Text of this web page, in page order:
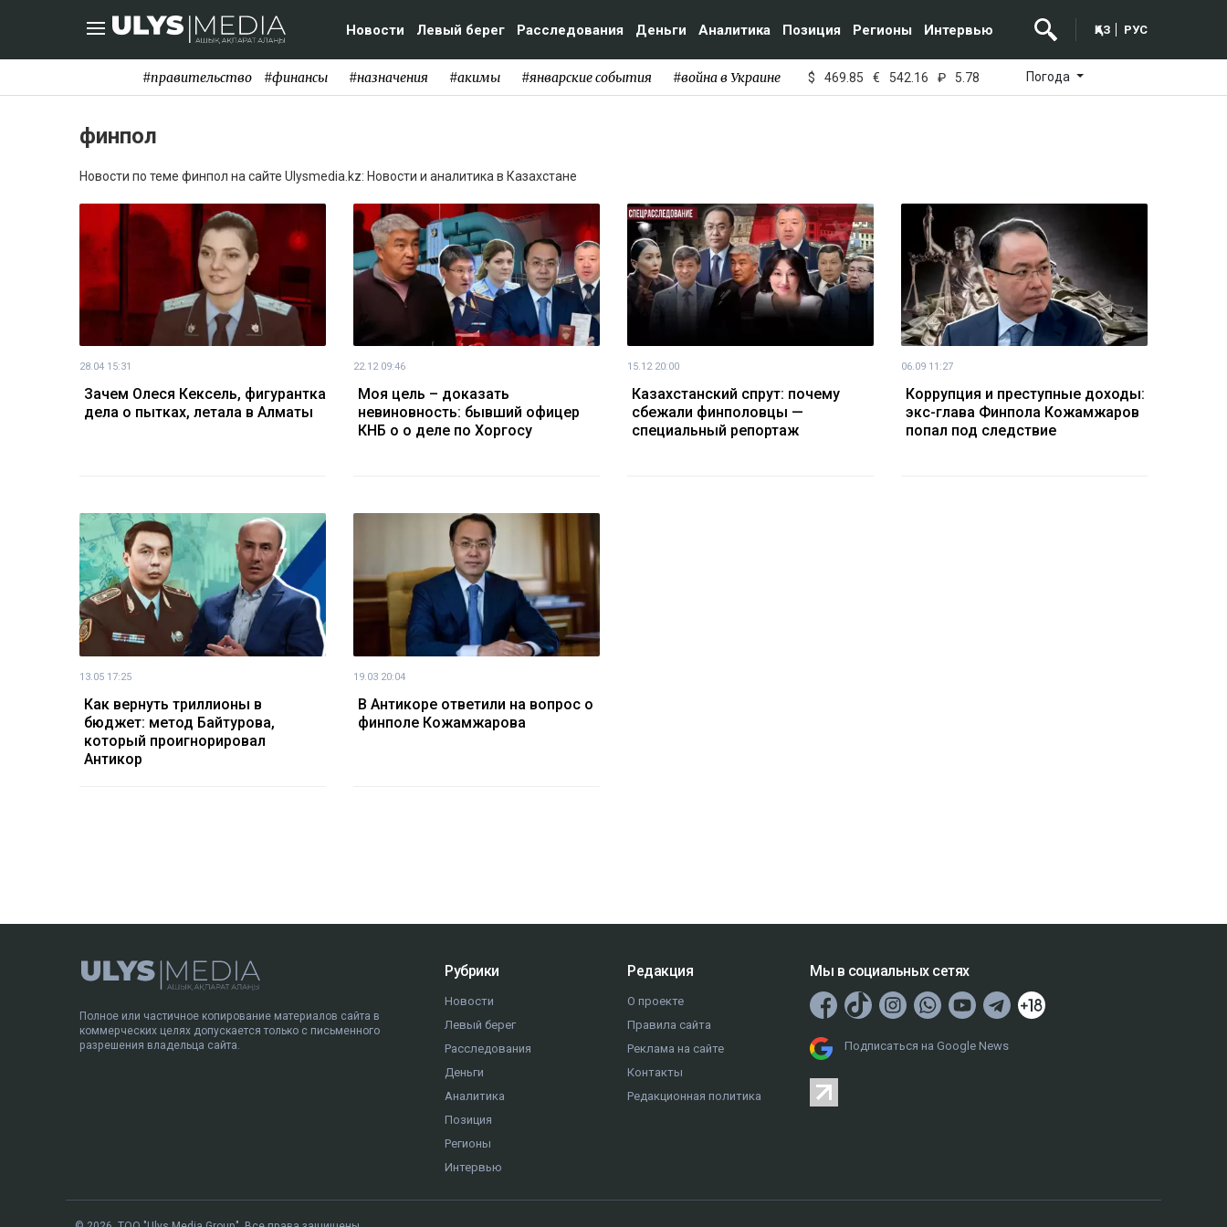
Новости Левый берег Расследования Деньги Аналитика Позиция Регионы Интервью ҚАЗ РУС
#правительство #финансы #назначения #акимы #январские события #война в Украине $ 469.85 € 542.16 ₽ 5.78 Погода
финпол
Новости по теме финпол на сайте Ulysmedia.kz: Новости и аналитика в Казахстане
28.04 15:31
Зачем Олеся Кексель, фигурантка
дела о пытках, летала в Алматы
22.12 09:46
Моя цель – доказать
невиновность: бывший офицер
КНБ о о деле по Хоргосу
15.12 20:00
Казахстанский спрут: почему
сбежали финполовцы —
специальный репортаж
06.09 11:27
Коррупция и преступные доходы:
экс-глава Финпола Кожамжаров
попал под следствие
13.05 17:25
Как вернуть триллионы в
бюджет: метод Байтурова,
который проигнорировал
Антикор
19.03 20:04
В Антикоре ответили на вопрос о
финполе Кожамжарова
Полное или частичное копирование материалов сайта в
коммерческих целях допускается только с письменного
разрешения владельца сайта.
Рубрики
Новости
Левый берег
Расследования
Деньги
Аналитика
Позиция
Регионы
Интервью
Редакция
О проекте
Правила сайта
Реклама на сайте
Контакты
Редакционная политика
Мы в социальных сетях
Подписаться на Google News